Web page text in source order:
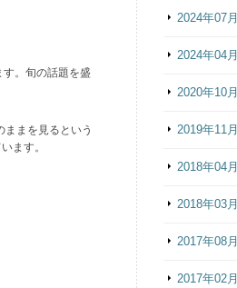
。旬の話題を盛
まを見るという
ます。
2024年07月
2024年04月
2020年10月
2019年11月
2018年04月
2018年03月
2017年08月
2017年02月